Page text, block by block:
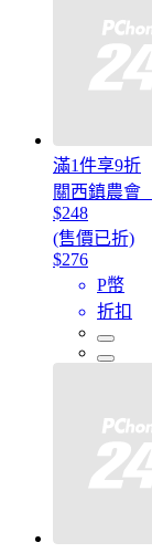
滿1件享9折
關西鎮農會
$248
(售價已折)
$276
P幣
折扣